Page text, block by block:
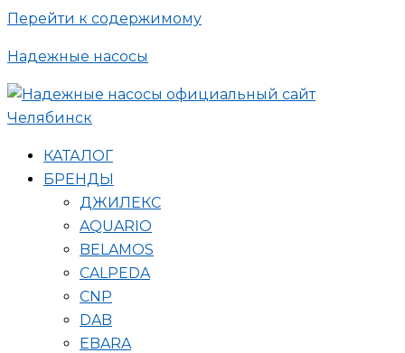
Перейти к содержимому
Надежные насосы
КАТАЛОГ
БРЕНДЫ
ДЖИЛЕКС
AQUARIO
BELAMOS
CALPEDA
CNP
DAB
EBARA